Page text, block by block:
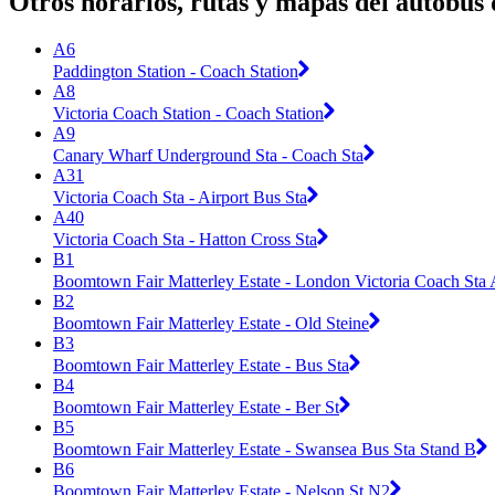
A6
Paddington Station - Coach Station
A8
Victoria Coach Station - Coach Station
A9
Canary Wharf Underground Sta - Coach Sta
A31
Victoria Coach Sta - Airport Bus Sta
A40
Victoria Coach Sta - Hatton Cross Sta
B1
Boomtown Fair Matterley Estate - London Victoria Coach Sta
B2
Boomtown Fair Matterley Estate - Old Steine
B3
Boomtown Fair Matterley Estate - Bus Sta
B4
Boomtown Fair Matterley Estate - Ber St
B5
Boomtown Fair Matterley Estate - Swansea Bus Sta Stand B
B6
Boomtown Fair Matterley Estate - Nelson St N2